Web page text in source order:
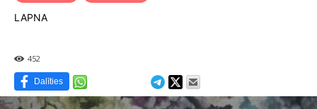
LAPNA
452
Dalīties